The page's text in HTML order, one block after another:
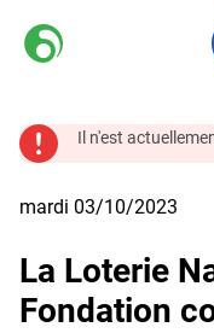
Il n'est
mardi 03/10/2023
La Loterie
Fondation